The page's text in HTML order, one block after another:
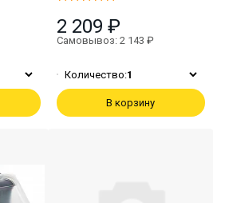
2 209 ₽
Самовывоз: 2 143 ₽
Количество:1
В корзину